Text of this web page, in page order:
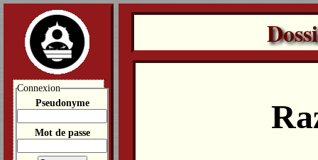
Connexion
Pseudonyme
Mot de passe